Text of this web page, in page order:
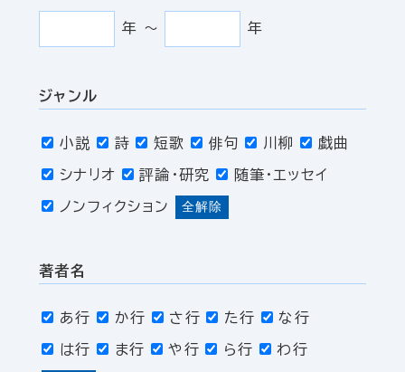
年 〜 年
ジャンル
小説 詩 短歌 俳句 川柳 戯曲
シナリオ 評論・研究 随筆・エッセイ
ノンフィクション 全解除
著者名
あ行 か行 さ行 た行 な行
は行 ま行 や行 ら行 わ行